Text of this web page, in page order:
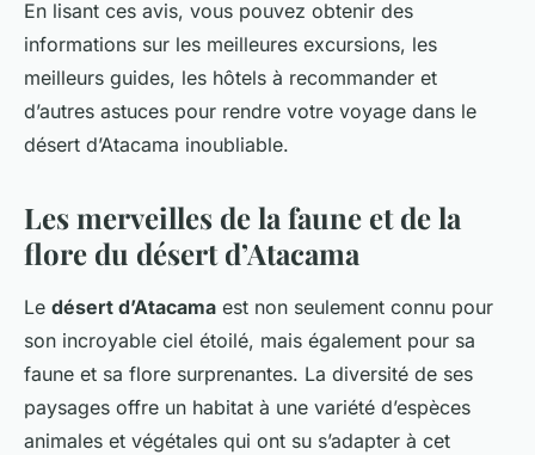
En lisant ces avis, vous pouvez obtenir des
informations sur les meilleures excursions, les
meilleurs guides, les hôtels à recommander et
d’autres astuces pour rendre votre voyage dans le
désert d’Atacama inoubliable.
Les merveilles de la faune et de la
flore du désert d’Atacama
Le désert d’Atacama est non seulement connu pour
son incroyable ciel étoilé, mais également pour sa
faune et sa flore surprenantes. La diversité de ses
paysages offre un habitat à une variété d’espèces
animales et végétales qui ont su s’adapter à cet